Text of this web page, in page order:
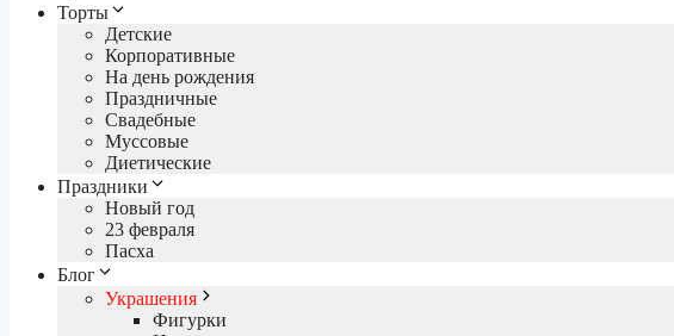
Торты
Детские
Корпоративные
На день рождения
Праздничные
Свадебные
Муссовые
Диетические
Праздники
Новый год
23 февраля
Пасха
Блог
Украшения
Фигурки